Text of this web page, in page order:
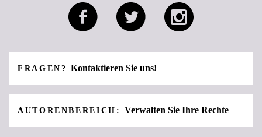
FRAGEN?Kontaktieren Sie uns!
AUTORENBEREICH:Verwalten Sie Ihre Rechte